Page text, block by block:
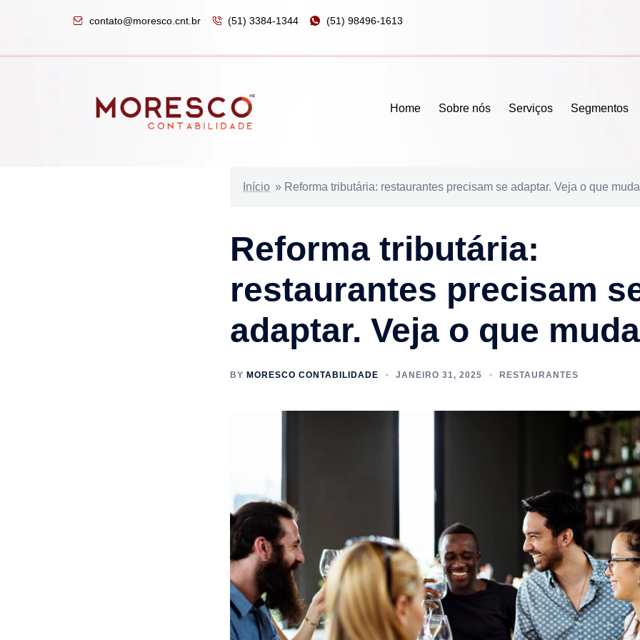
contato@moresco.cnt.br (51) 3384-1344 (51) 98496-1613
Home Sobre nós Serviços Segmentos
Início » Reforma tributária: restaurantes precisam se adaptar. Veja o que
Reforma tributária:
restaurantes precisam
adaptar. Veja o que
BY MORESCO CONTABILIDADE JANEIRO 31, 2025 RESTAURANTES